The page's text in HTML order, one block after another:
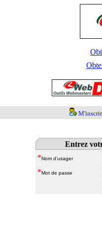
Entrez
*Nom d'usager
*Mot de passe